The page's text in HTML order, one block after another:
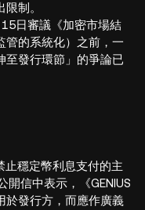
制。
日審議《加密市場結
管的系統化）之前，一
至發行環節」的爭論已
止穩定幣利息支付的主
信中表示，《GENIUS
於發行方，而應作廣義